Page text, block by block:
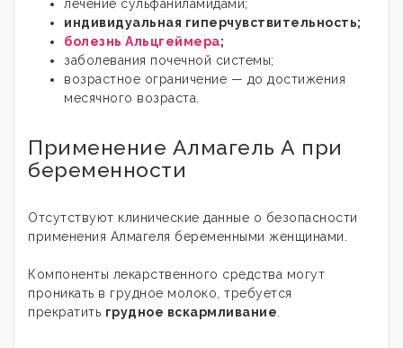
лечение сульфаниламидами;
индивидуальная гиперчувствительность;
болезнь Альцгеймера;
заболевания почечной системы;
возрастное ограничение — до достижения
месячного возраста.
Применение Алмагель А при
беременности
Отсутствуют клинические данные о безопасности
применения Алмагеля беременными женщинами.
Компоненты лекарственного средства могут
проникать в грудное молоко, требуется
прекратить грудное вскармливание.